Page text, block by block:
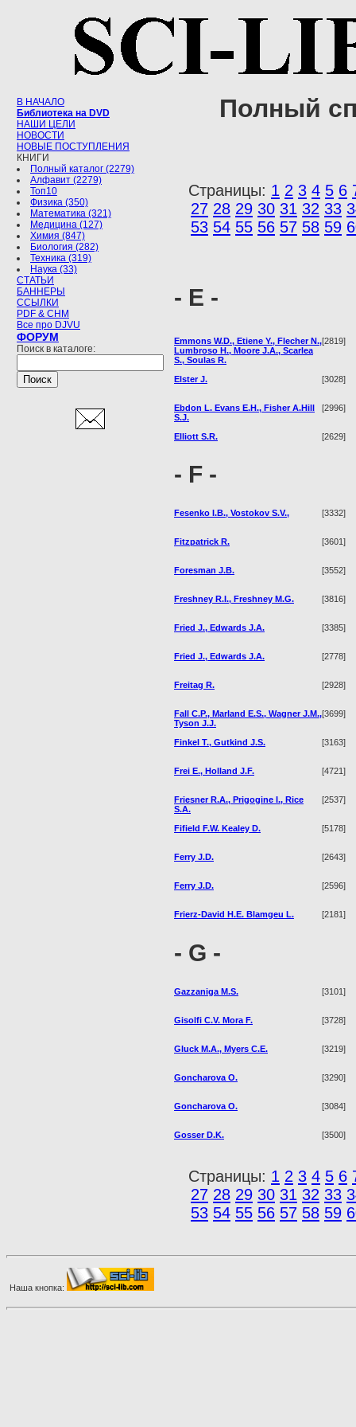
В НАЧАЛО
Библиотека на DVD
НАШИ ЦЕЛИ
НОВОСТИ
НОВЫЕ ПОСТУПЛЕНИЯ
КНИГИ
Полный каталог (2279)
Алфавит (2279)
Топ10
Физика (350)
Математика (321)
Медицина (127)
Химия (847)
Биология (282)
Техника (319)
Наука (33)
СТАТЬИ
БАННЕРЫ
ССЫЛКИ
PDF & CHM
Все про DJVU
ФОРУМ
Поиск в каталоге:
Полный
Страницы: 1 2 3 4 5 6
27 28 29 30 31 32 33
53 54 55 56 57 58 59
- E -
Emmons W.D., Etiene Y., Flecher N.,
Lumbroso H., Moore J.A., Scarlea
S., Soulas R.
[2819]
Elster J. [3028]
Ebdon L. Evans E.H., Fisher A.Hill
S.J.
[2996]
Elliott S.R. [2629]
- F -
Fesenko I.B., Vostokov S.V., [3332]
Fitzpatrick R. [3601]
Foresman J.B. [3552]
Freshney R.I., Freshney M.G. [3816]
Fried J., Edwards J.A. [3385]
Fried J., Edwards J.A. [2778]
Freitag R. [2928]
Fall C.P., Marland E.S., Wagner J.M.,
Tyson J.J.
[3699]
Finkel T., Gutkind J.S. [3163]
Frei E., Holland J.F. [4721]
Friesner R.A., Prigogine I., Rice
S.A.
[2537]
Fifield F.W. Kealey D. [5178]
Ferry J.D. [2643]
Ferry J.D. [2596]
Frierz-David H.E. Blamgeu L. [2181]
- G -
Gazzaniga M.S. [3101]
Gisolfi C.V. Mora F. [3728]
Gluck M.A., Myers C.E. [3219]
Goncharova O. [3290]
Goncharova O. [3084]
Gosser D.K. [3500]
Страницы: 1 2 3 4 5 6
27 28 29 30 31 32 33
53 54 55 56 57 58 59
Наша кнопка: